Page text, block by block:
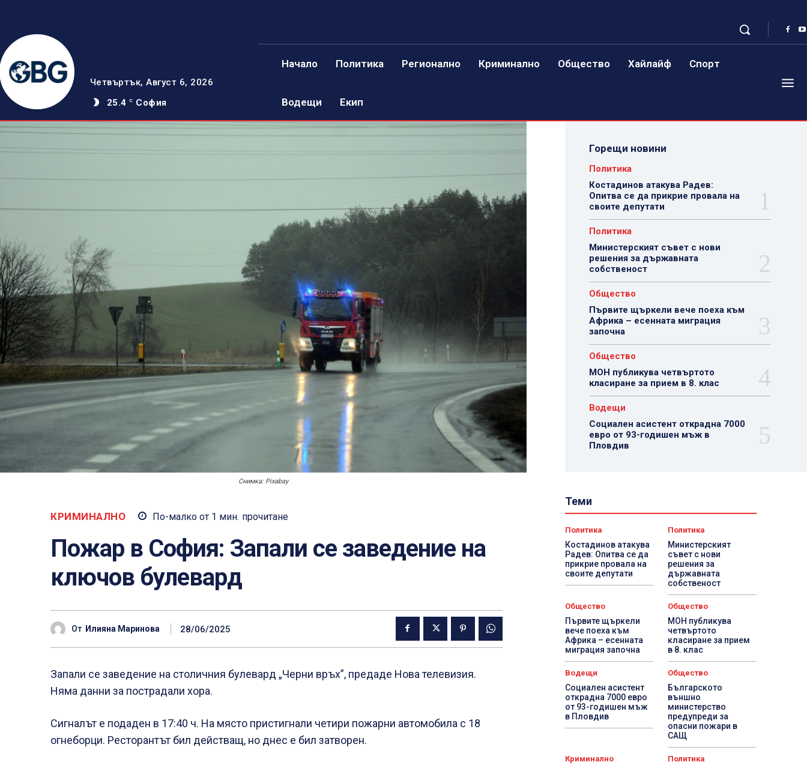
Четвъртък, Август 6, 2026
25.4 C София
Начало Политика Регионално Криминално Общество Хайлайф Спорт
Водещи Екип
Снимка: Pixabay
КРИМИНАЛНО По-малко от 1 мин. прочитане
Пожар в София: Запали се заведение на
ключов булевард
От Илияна Маринова 28/06/2025
Запали се заведение на столичния булевард „Черни връх”, предаде Нова телевизия.
Няма данни за пострадали хора.
Сигналът е подаден в 17:40 ч. На място пристигнали четири пожарни автомобила с 18
огнеборци. Ресторантът бил действащ, но днес е бил затворен.
Горещи новини
Политика
Костадинов атакува Радев:
Опитва се да прикрие провала на
своите депутати
Политика
Министерският съвет с нови
решения за държавната
собственост
Общество
Първите щъркели вече поеха към
Африка – есенната миграция
започна
Общество
МОН публикува четвъртото
класиране за прием в 8. клас
Водещи
Социален асистент открадна 7000
евро от 93-годишен мъж в
Пловдив
Теми
Политика
Костадинов атакува
Радев: Опитва се да
прикрие провала на
своите депутати
Политика
Министерският
съвет с нови
решения за
държавната
собственост
Общество
Първите щъркели
вече поеха към
Африка – есенната
миграция започна
Общество
МОН публикува
четвъртото
класиране за прием
в 8. клас
Водещи
Социален асистент
открадна 7000 евро
от 93-годишен мъж
в Пловдив
Общество
Българското
външно
министерство
предупреди за
опасни пожари в
САЩ
Криминално Политика